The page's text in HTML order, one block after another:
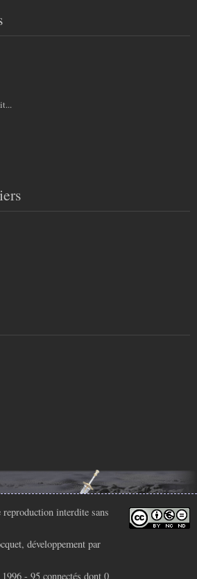
reproduction interdite sans
, développement par
- 95 connectés dont 0